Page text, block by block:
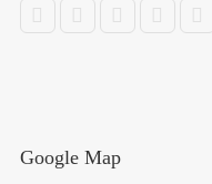
Google Map